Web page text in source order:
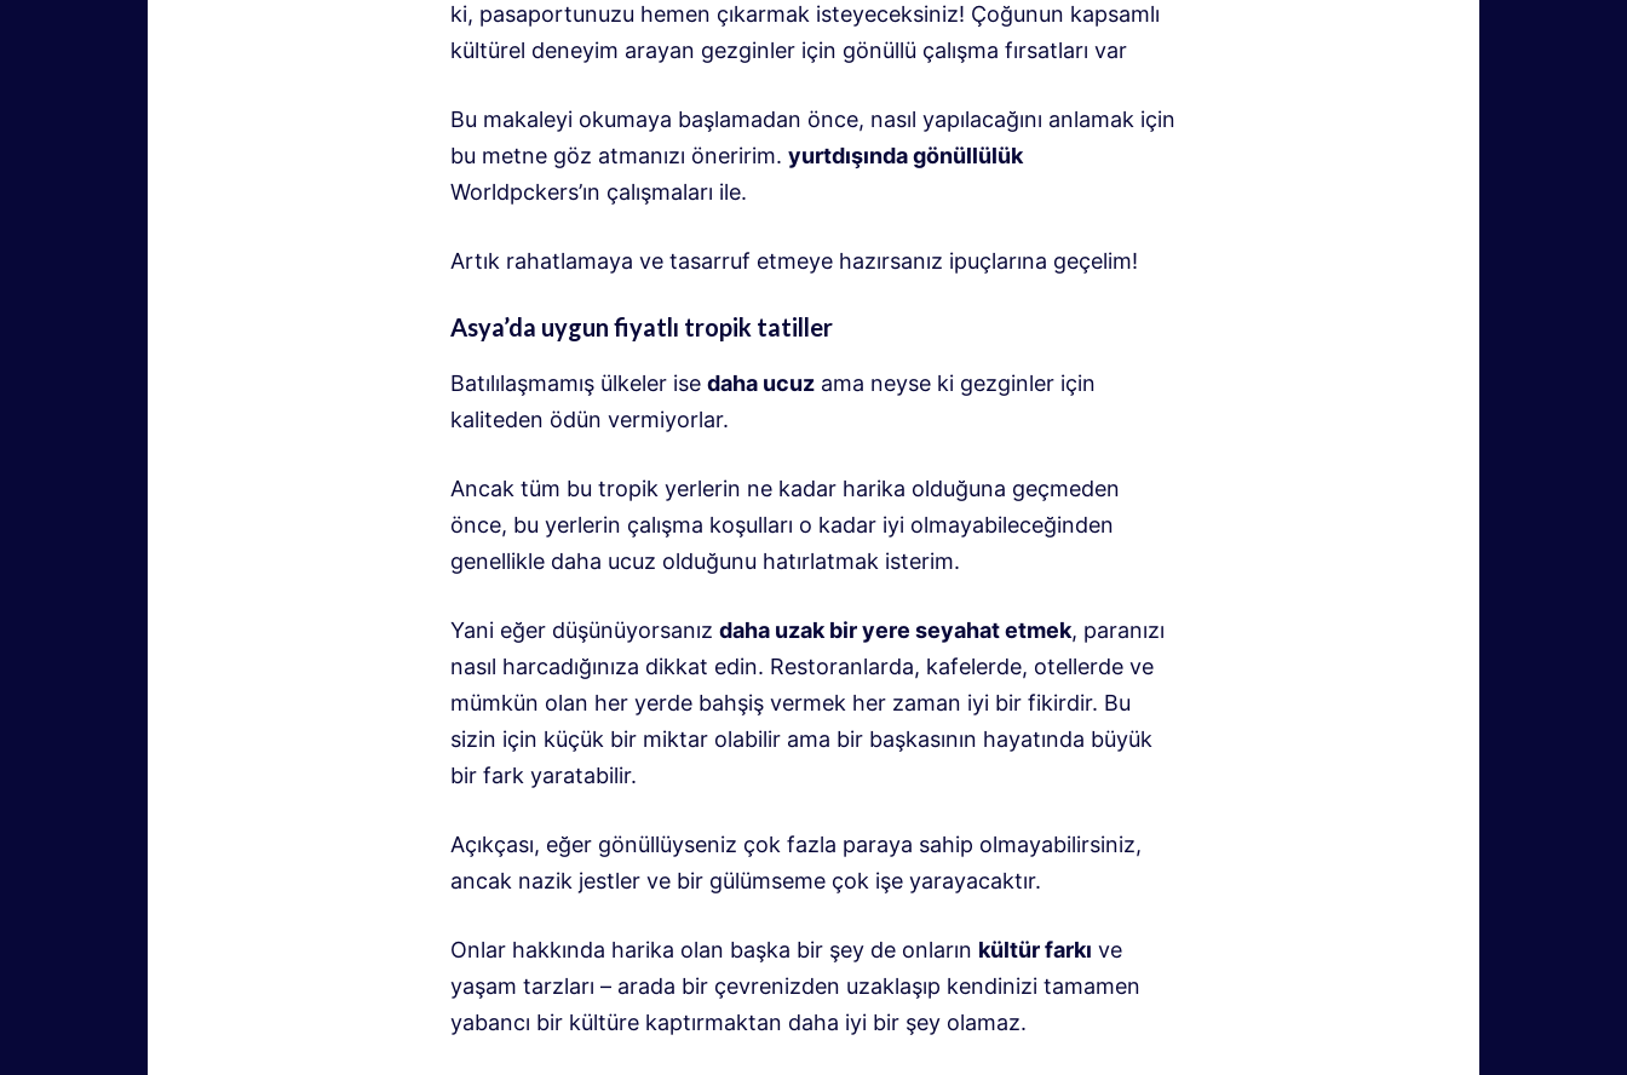
ki, pasaportunuzu hemen çıkarmak isteyeceksiniz! Çoğunun kapsamlı
kültürel deneyim arayan gezginler için gönüllü çalışma fırsatları var
Bu makaleyi okumaya başlamadan önce, nasıl yapılacağını anlamak için
bu metne göz atmanızı öneririm. yurtdışında gönüllülük
Worldpckers’ın çalışmaları ile.
Artık rahatlamaya ve tasarruf etmeye hazırsanız ipuçlarına geçelim!
Asya’da uygun fiyatlı tropik tatiller
Batılılaşmamış ülkeler ise daha ucuz ama neyse ki gezginler için
kaliteden ödün vermiyorlar.
Ancak tüm bu tropik yerlerin ne kadar harika olduğuna geçmeden
önce, bu yerlerin çalışma koşulları o kadar iyi olmayabileceğinden
genellikle daha ucuz olduğunu hatırlatmak isterim.
Yani eğer düşünüyorsanız daha uzak bir yere seyahat etmek, paranızı
nasıl harcadığınıza dikkat edin. Restoranlarda, kafelerde, otellerde ve
mümkün olan her yerde bahşiş vermek her zaman iyi bir fikirdir. Bu
sizin için küçük bir miktar olabilir ama bir başkasının hayatında büyük
bir fark yaratabilir.
Açıkçası, eğer gönüllüyseniz çok fazla paraya sahip olmayabilirsiniz,
ancak nazik jestler ve bir gülümseme çok işe yarayacaktır.
Onlar hakkında harika olan başka bir şey de onların kültür farkı ve
yaşam tarzları – arada bir çevrenizden uzaklaşıp kendinizi tamamen
yabancı bir kültüre kaptırmaktan daha iyi bir şey olamaz.